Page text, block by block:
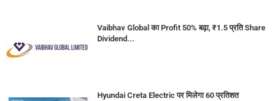
Vaibhav Global का Profit 50% बढ़ा, ₹1.5 प्रति Share
Dividend...
Hyundai Creta Electric पर मिलेगा 60 प्रतिशत